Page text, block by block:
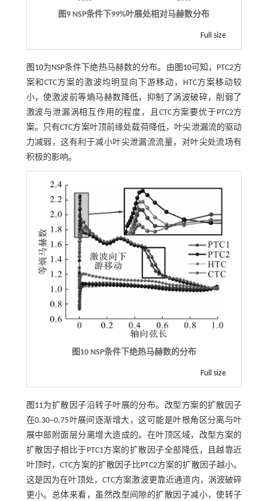
图9NSP条件下99%叶展处相对马赫数分布
Full size
图10为NSP条件下绝热马赫数的分布。由 图10可知，PTC2方
案和CTC方案的激波均明显向下游移动，HTC方案移动较
小，使激波前等熵马赫数降低，抑制了涡波破碎，削弱了
激波与泄漏涡相互作用的程度，且CTC方案要优于PTC2方
案。只有CTC方案叶顶前缘处载荷降低，叶尖泄漏流的驱动
力减弱，这有利于减小叶尖泄漏流流量，对叶尖处流场有
积极的影响。
图10 NSP条件下绝热马赫数的分布
Full size
图11为扩散因子沿转子叶展的分布。改型方案的扩散因子
在0.30~0.75叶展间逐渐增大，这可能是叶根角区分离与叶
展中部附面层分离增大造成的。在叶顶区域，改型方案的
扩散因子相比于PTC1方案的扩散因子全部降低，且越靠近
叶顶时，CTC方案的扩散因子比PTC2方案的扩散因子越小。
这是因为在叶顶处，CTC方案激波更靠近通道内，涡波破碎
更小。总体来看，虽然改型间隙的扩散因子减小，使转子